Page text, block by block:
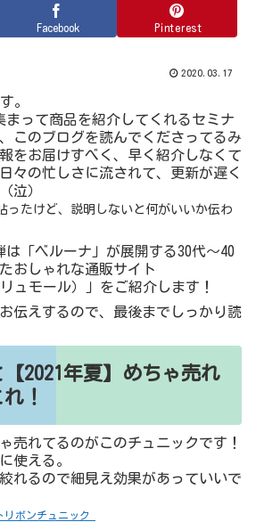
Facebook Pinterest
2020.03.17
。
まって商品を紹介してくれるセミナ
このブログを読んでくださってるみ
をお届けすべく、早く紹介しなくて
々の忙しさに流されて、更新が遅く
泣）
たけど、説明しないと何がいいか伝わ
は「ベルーナ」が展開する30代～40
おしゃれな通販サイト
リュモール）」をご紹介します！
伝えするので、最後までしっかり読
2021年夏】めちゃ売れ
！
売れてるのがこのチュニックです！
使える。
れるので細見え効果があっていいで
ボンチュニック